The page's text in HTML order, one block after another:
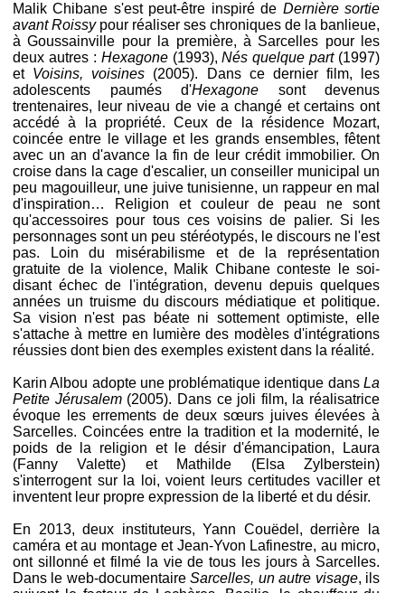
Malik Chibane s'est peut-être inspiré de Dernière sortie
avant Roissypour réaliser ses chroniques de la banlieue,
à Goussainville pour la première, à Sarcelles pour les
deux autres : Hexagone(1993),Nés quelque part(1997)
et Voisins, voisines (2005). Dans ce dernier film, les
adolescents paumés d'Hexagone sont devenus
trentenaires, leur niveau de vie a changé et certains ont
accédé à la propriété. Ceux de la résidence Mozart,
coincée entre le village et les grands ensembles, fêtent
avec un an d'avance la fin de leur crédit immobilier. On
croise dans la cage d'escalier, un conseiller municipal un
peu magouilleur, une juive tunisienne, un rappeur en mal
d'inspiration… Religion et couleur de peau ne sont
qu'accessoires pour tous ces voisins de palier. Si les
personnages sont un peu stéréotypés, le discours ne l'est
pas. Loin du misérabilisme et de la représentation
gratuite de la violence, Malik Chibane conteste le soi-
disant échec de l'intégration, devenu depuis quelques
années un truisme du discours médiatique et politique.
Sa vision n'est pas béate ni sottement optimiste, elle
s'attache à mettre en lumière des modèles d'intégrations
réussies dont bien des exemples existent dans la réalité.
Karin Albou adopte une problématique identique dans La
Petite Jérusalem(2005). Dans ce joli film, la réalisatrice
évoque les errements de deux sœurs juives élevées à
Sarcelles. Coincées entre la tradition et la modernité, le
poids de la religion et le désir d'émancipation, Laura
(Fanny Valette) et Mathilde (Elsa Zylberstein)
s'interrogent sur la loi, voient leurs certitudes vaciller et
inventent leur propre expression de la liberté et du désir.
En 2013, deux instituteurs, Yann Couëdel, derrière la
caméra et au montage et Jean-Yvon Lafinestre, au micro,
ont sillonné et filmé la vie de tous les jours à Sarcelles.
Dans le web-documentaireSarcelles, un autre visage, ils